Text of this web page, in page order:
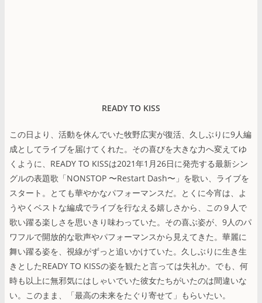
READY TO KISS
この日より、活動を休んでいた牧野広実が復活、久しぶりに9人編
成としてライブを届けてくれた。その喜びを大きな力へ変えてゆ
くように、READY TO KISSは2021年1月26日に発売する最新シン
グルの表題歌「NONSTOP 〜Restart Dash〜」を歌い、ライブを
スタート。とても華やかなパフォーマンスだ。とくに今宵は、よ
うやくベストな編成でライブを行なえる嬉しさから、この９人で
歌い躍る楽しさを思いきり味わっていた。その喜ぶ姿が、9人のパ
ワフルで開放的な歌声やパフォーマンスから見えてきた。華麗に
舞い躍る姿を、視線がずっと追いかけていた。久しぶりに生き生
きとしたREADY TO KISSの姿を観たと言っては失礼か。でも、何
時も以上に無邪気にはしゃいでいた彼女たちがいたのは間違いな
い。このまま、「最高の未来をたぐり寄せて」もらいたい。